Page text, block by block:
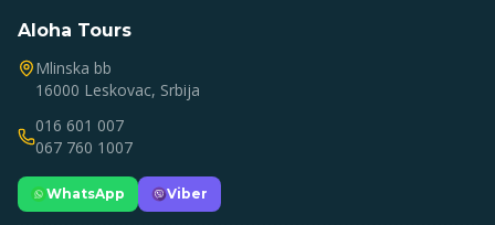
Aloha Tours
Mlinska bb
16000 Leskovac, Srbija
016 601 007
067 760 1007
WhatsApp Viber